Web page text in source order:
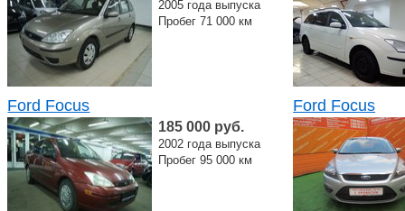
2005 года выпуска
Пробег 71 000 км
Ford Focus
185 000 руб.
2002 года выпуска
Пробег 95 000 км
Ford Focus